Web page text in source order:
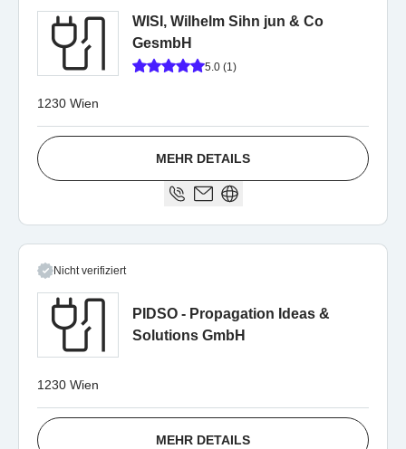
WISI, Wilhelm Sihn jun & Co
GesmbH
5.0 (1)
1230 Wien
MEHR DETAILS
Nicht verifiziert
PIDSO - Propagation Ideas &
Solutions GmbH
1230 Wien
MEHR DETAILS